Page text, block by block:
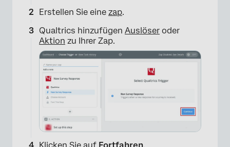
Erstellen Sie eine zap.
Qualtrics hinzufügen Auslöser oder
Aktion zu Ihrer Zap.